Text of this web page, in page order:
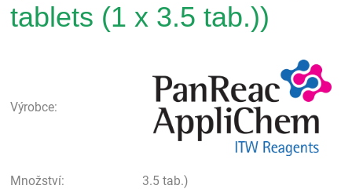
tablets (1 x 3.5 tab.))
Výrobce:
Množství:
3.5 tab.)